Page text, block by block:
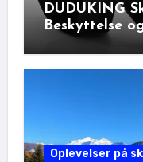
DUDUKING
Beskyttelse
Oplevelser på